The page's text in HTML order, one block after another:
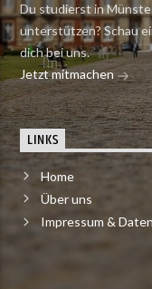
Du studierst in
unterstützen? Schau
dich bei uns.
Jetzt mitmachen
LINKS
Home
Über uns
Impressum &